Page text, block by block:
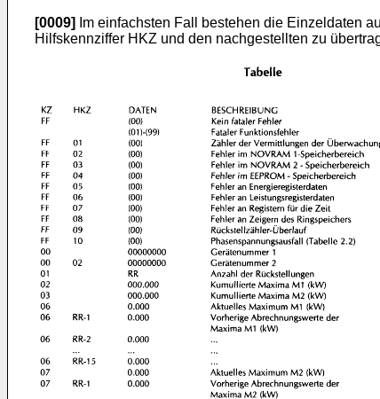
[0009]
Im einfachsten Fall bestehen die Einzeldaten
Hilfskennziffer HKZ und den nachgestellten zu